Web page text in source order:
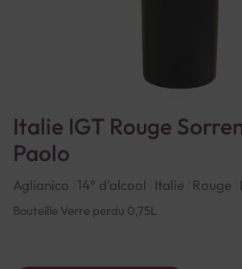
Italie IGT Rouge
Paolo
Aglianico 14° d'alcool Italie Rouge
Bouteille Verre perdu 0,75L